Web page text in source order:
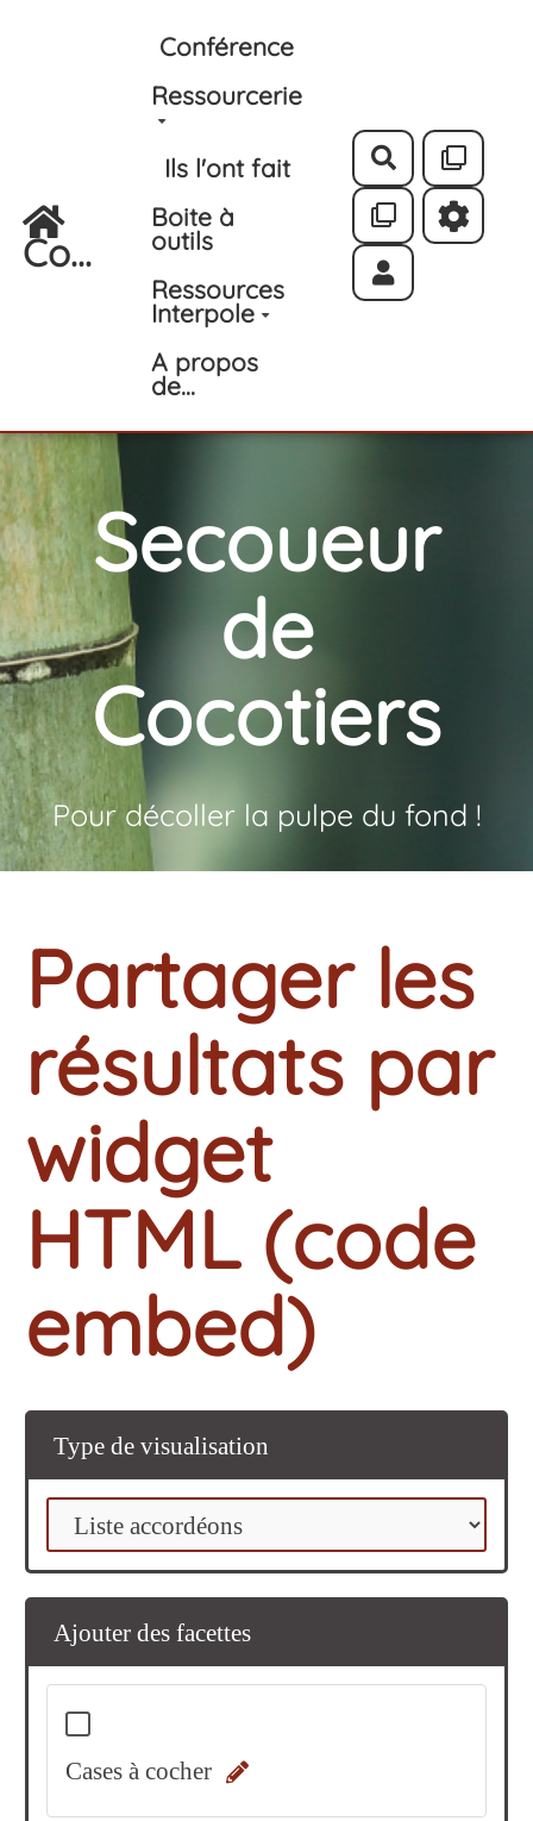
Aller au contenu principal
Co...
Conférence
Ressourcerie
Ils l'ont fait
Boite à
outils
Ressources
Interpole
A propos
de...
Rechercher
Secoueur
de
Cocotiers
Pour décoller la pulpe du fond !
Partager les
résultats par
widget
HTML (code
embed)
Type de visualisation
Ajouter des facettes
Cases à cocher